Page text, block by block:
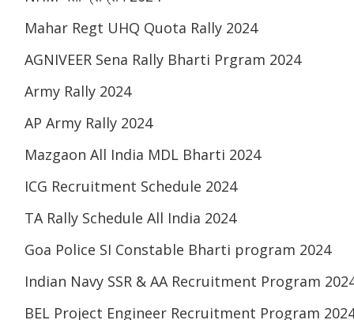
Mahar Regt UHQ Quota Rally 2024
AGNIVEER Sena Rally Bharti Prgram 2024
Army Rally 2024
AP Army Rally 2024
Mazgaon All India MDL Bharti 2024
ICG Recruitment Schedule 2024
TA Rally Schedule All India 2024
Goa Police SI Constable Bharti program 2024
Indian Navy SSR & AA Recruitment Program
BEL Project Engineer Recruitment Program